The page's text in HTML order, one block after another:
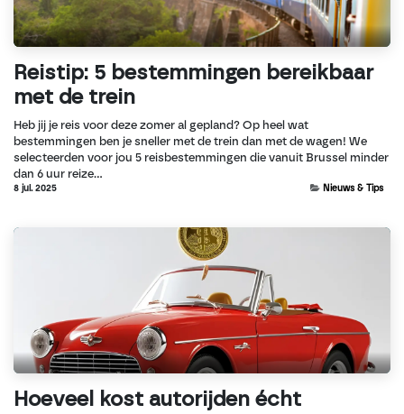
Reistip: 5 bestemmingen bereikbaar
met de trein
Heb jij je reis voor deze zomer al gepland? Op heel wat
bestemmingen ben je sneller met de trein dan met de wagen! We
selecteerden voor jou 5 reisbestemmingen die vanuit Brussel minder
dan 6 uur reize...
8 jul. 2025 Nieuws & Tips
Hoeveel kost autorijden écht